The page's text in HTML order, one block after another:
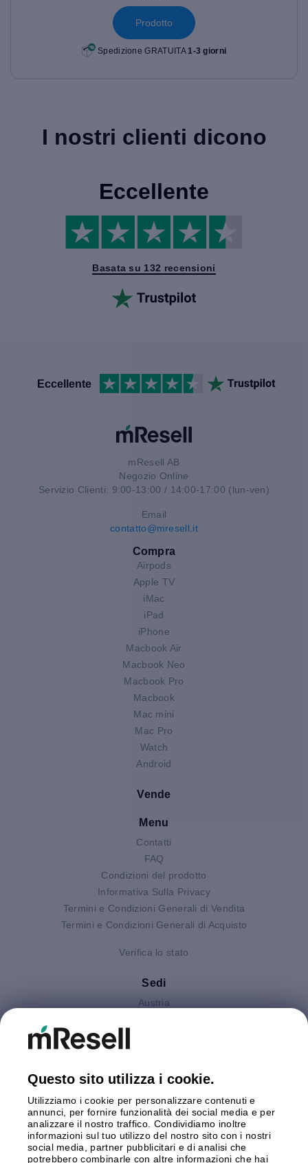
Prodotto
Spedizione GRATUITA1-3 giorni
I nostri clienti dicono
Eccellente
Basata su 132 recensioni
Eccellente
mResell AB
Negozio Online
Servizio Clienti: 9:00-13:00 / 14:00-17:00 (lun-ven)
Email
contatto@mresell.it
Compra
Airpods
Apple TV
iMac
iPad
iPhone
Macbook Air
Macbook Neo
Macbook Pro
Macbook
Mac mini
Mac Pro
Watch
Android
Vende
Menu
Contatti
FAQ
Condizioni del prodotto
Informativa Sulla Privacy
Termini e Condizioni Generali di Vendita
Termini e Condizioni Generali di Acquisto
Verifica lo stato
Sedi
Austria
Gran Bretagna
Olanda
Polonia
Spagna
Svezia
Questo sito utilizza i cookie.
Utilizziamo i cookie per personalizzare contenuti e
annunci, per fornire funzionalità dei social media e per
analizzare il nostro traffico. Condividiamo inoltre
informazioni sul tuo utilizzo del nostro sito con i nostri
social media, partner pubblicitari e di analisi che
potrebbero combinarle con altre informazioni che hai